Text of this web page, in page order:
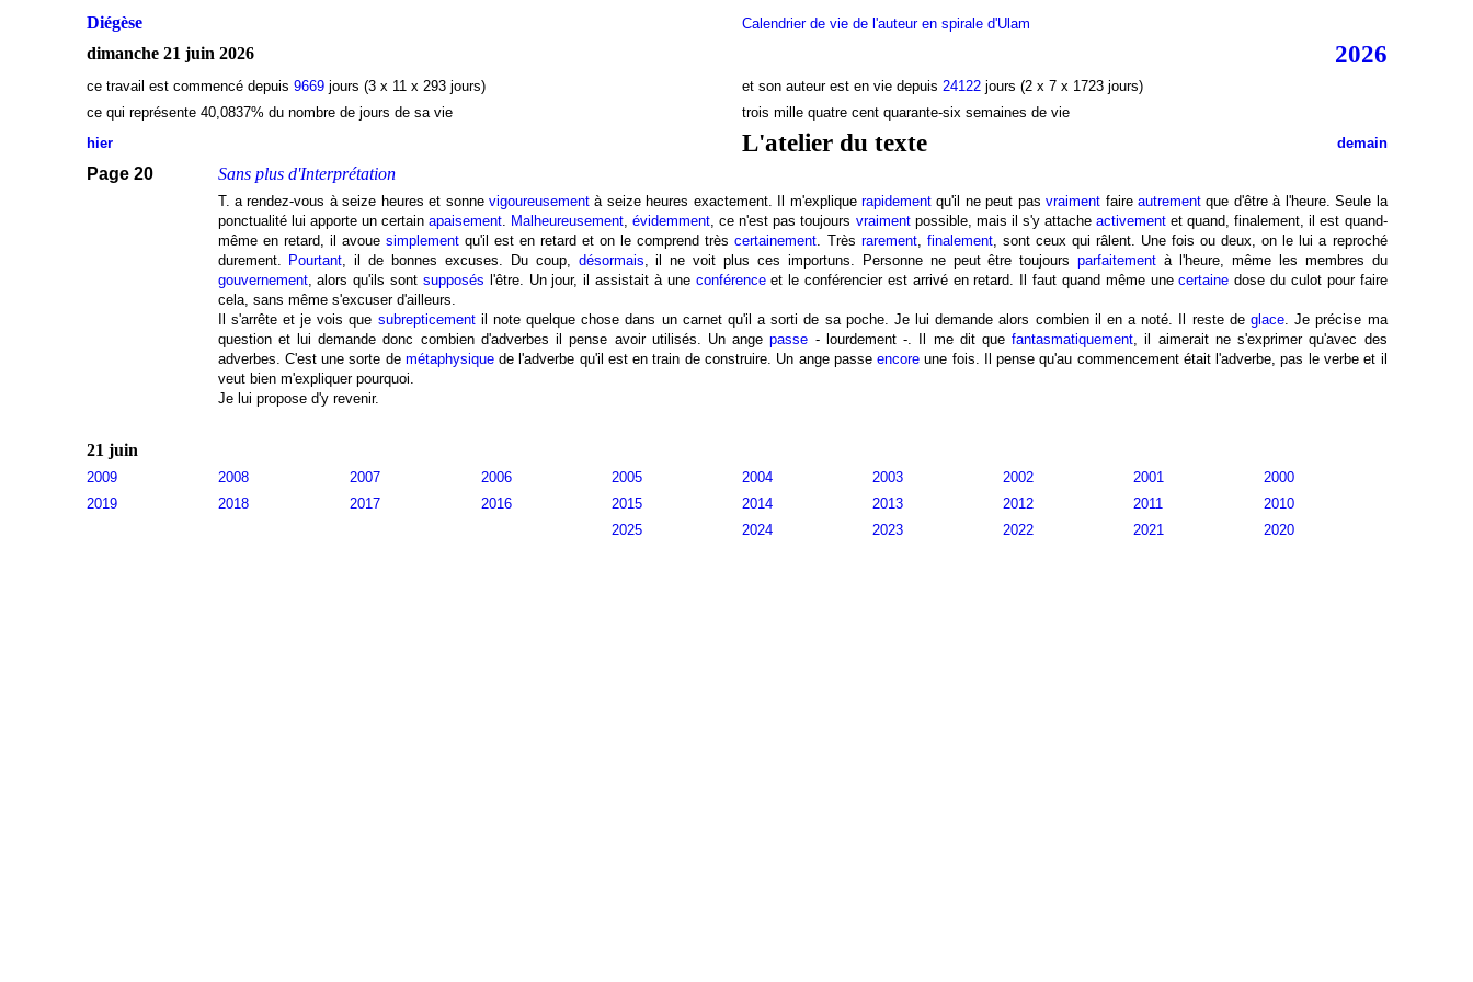
Diégèse Calendrier de vie de l'auteur en spirale d'Ulam
dimanche 21 juin 2026 2026
ce travail est commencé depuis 9669jours (3 x 11 x 293 jours) et son auteur est en vie depuis 24122jours (2 x 7 x 1723 jours)
ce qui représente 40,0837% du nombre de jours de sa vie
trois mille quatre cent quarante-six semaines de vie
hier
L'atelier du texte demain
Page 20 Sans plus d'Interprétation
T. a rendez-vous à seize heures et sonne vigoureusementà seize heures exactement. Il m'explique rapidementqu'il ne peut pasvraiment faire autrementque d'être à l'heure. Seule la
ponctualité lui apporte un certain apaisement. Malheureusement,évidemment, ce n'est pas toujours vraimentpossible, mais il s'y attacheactivement et quand, finalement, il est quand-
même en retard, il avoue simplementqu'il est en retard et on le comprend trèscertainement. Très rarement, finalement, sont ceux qui râlent. Une fois ou deux, on le lui a reproché
durement. Pourtant, il de bonnes excuses. Du coup, désormais, il ne voit plus ces importuns. Personne ne peut être toujoursparfaitement à l'heure, même les membres du
gouvernement, alors qu'ils sont supposés l'être. Un jour, il assistait à une conférenceet le conférencier est arrivé en retard. Il faut quand même unecertaine dose du culot pour faire
cela, sans même s'excuser d'ailleurs.
Il s'arrête et je vois que subrepticementil note quelque chose dans un carnet qu'il a sorti de sa poche. Je lui demande alors combien il en a noté. Il reste de glace. Je précise ma
question et lui demande donc combien d'adverbes il pense avoir utilisés. Un angepasse - lourdement -. Il me dit quefantasmatiquement, il aimerait ne s'exprimer qu'avec des
adverbes. C'est une sorte de métaphysiquede l'adverbe qu'il est en train de construire. Un ange passeencore une fois. Il pense qu'au commencement était l'adverbe, pas le verbe et il
veut bien m'expliquer pourquoi.
Je lui propose d'y revenir.
21 juin
2009 2008 2007 2006 2005 2004 2003 2002 2001
2000
2019
2018 2017 2016 2015 2014 2013 2012 2011
2010
2025
2024 2023 2022 2021 2020